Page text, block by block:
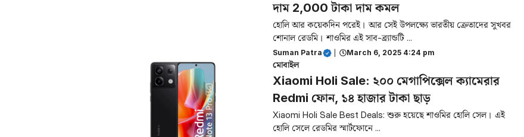
দাম 2,000 টাকা দাম কমল
হোলি আর কয়েকদিন পরেই। আর সেই উপলক্ষ্যে ভারতীয় ক্রেতাদের সুখবর
শোনাল রেডমি। শাওমির এই সাব-ব্র্যান্ডটি ...
Suman Patra March 6, 2025 4:24 pm
মোবাইল
Xiaomi Holi Sale: ২০০ মেগাপিক্সেল ক্যামেরার
Redmi ফোন, ১৪ হাজার টাকা ছাড়
Xiaomi Holi Sale Best Deals: শুরু হয়েছে শাওমির হোলি সেল। এই
হোলি সেলে রেডমির স্মার্টফোনে ...